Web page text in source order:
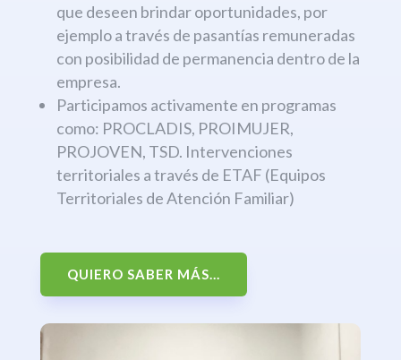
que deseen brindar oportunidades, por
ejemplo a través de pasantías remuneradas
con posibilidad de permanencia dentro de la
empresa.
Participamos activamente en programas
como: PROCLADIS, PROIMUJER,
PROJOVEN, TSD. Intervenciones
territoriales a través de ETAF (Equipos
Territoriales de Atención Familiar)
QUIERO SABER MÁS...